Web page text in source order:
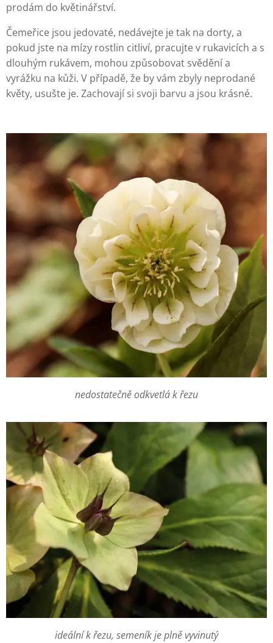
prodám do květinářství.
Čemeřice jsou jedovaté, nedávejte je tak na dorty, a
pokud jste na mízy rostlin citliví, pracujte v rukavicích a s
dlouhým rukávem, mohou způsobovat svědění a
vyrážku na kůži. V případě, že by vám zbyly neprodané
květy, usušte je. Zachovají si svoji barvu a jsou krásné.
nedostatečně odkvetlá k řezu
ideální k řezu, semeník je plně vyvinutý